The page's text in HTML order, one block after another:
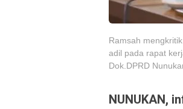
Ramsah
adil pada rapat
Dok.DPRD
NUNUKAN,